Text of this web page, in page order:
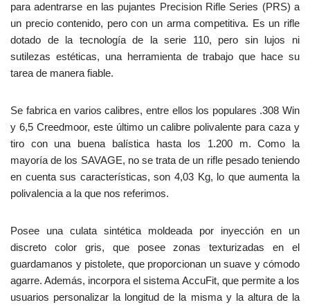
para adentrarse en las pujantes Precision Rifle Series (PRS) a
un precio contenido, pero con un arma competitiva. Es un rifle
dotado de la tecnología de la serie 110, pero sin lujos ni
sutilezas estéticas, una herramienta de trabajo que hace su
tarea de manera fiable.
Se fabrica en varios calibres, entre ellos los populares .308 Win
y 6,5 Creedmoor, este último un calibre polivalente para caza y
tiro con una buena balística hasta los 1.200 m. Como la
mayoría de los SAVAGE, no se trata de un rifle pesado teniendo
en cuenta sus características, son 4,03 Kg, lo que aumenta la
polivalencia a la que nos referimos.
Posee una culata sintética moldeada por inyección en un
discreto color gris, que posee zonas texturizadas en el
guardamanos y pistolete, que proporcionan un suave y cómodo
agarre. Además, incorpora el sistema AccuFit, que permite a los
usuarios personalizar la longitud de la misma y la altura de la